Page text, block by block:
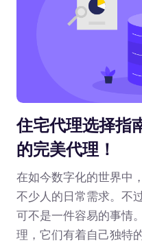
住宅代理选择指
的完美代理！
在如今数字化的世界中
不少人的日常需求。不
可不是一件容易的事情
理，它们有着自己独特